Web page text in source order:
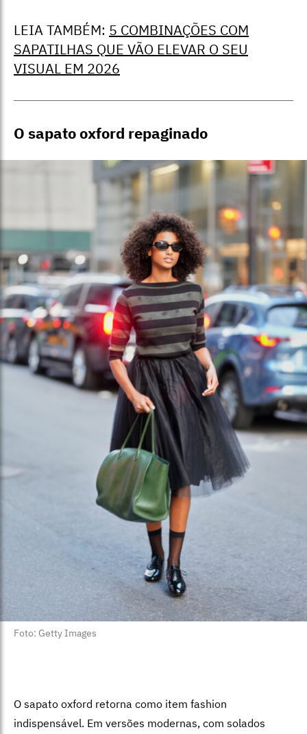
LEIA TAMBÉM: 5 COMBINAÇÕES COM
SAPATILHAS QUE VÃO ELEVAR O SEU
VISUAL EM 2026
O sapato oxford repaginado
Foto: Getty Images
O sapato oxford retorna como item fashion
indispensável. Em versões modernas, com solados